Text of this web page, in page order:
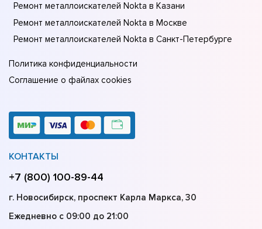
Ремонт металлоискателей Nokta в Казани
Ремонт металлоискателей Nokta в Москве
Ремонт металлоискателей Nokta в Санкт-Петербурге
Политика конфиденциальности
Соглашение о файлах cookies
КОНТАКТЫ
+7 (800) 100-89-44
г. Новосибирск, проспект Карла Маркса, 30
Ежедневно с 09:00 до 21:00